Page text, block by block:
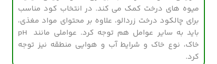
میوه های درخت کمک می کند. در انتخاب کود مناسب
برای چالکود درخت زردالو، علاوه بر محتوای مواد مغذی،
باید به سایر عوامل هم توجه کرد. عواملی مانند pH
خاک، نوع خاک و شرایط آب و هوایی منطقه نیز توجه
کرد.